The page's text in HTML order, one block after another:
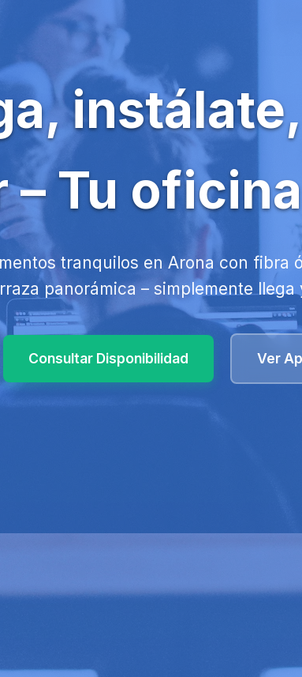
– Tu
tranquilos en Arona con fibra
panorámica – simplemente
Consultar Disponibilidad Ver